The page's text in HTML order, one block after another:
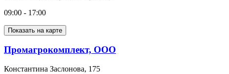
09:00 - 17:00
Показать на карте
Промагрокомплект, ООО
Константина Заслонова, 175